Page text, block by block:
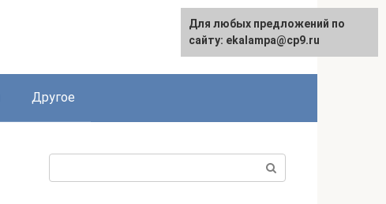
Другое
Для любых предложений по
сайту: ekalampa@cp9.ru